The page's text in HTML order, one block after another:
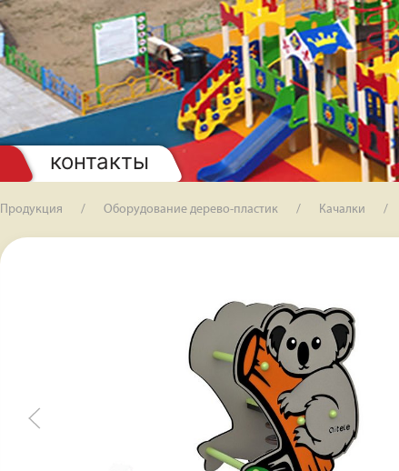
контакты
Продукция Оборудование дерево-пластик Качалки